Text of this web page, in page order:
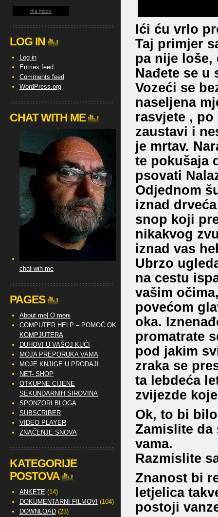
Ići ću vrlo
Taj primjer
pa nije loše,
Nađete se
Vozeći se
naseljena
rasvjete ,
zaustavi i
je mrtav.
te pokušaja
psovati
Odjednom
iznad
snop koji
nikakvog
iznad vas
Ubrzo
na cestu
vašim
povećom
oka.
promatrate
pod jakim
zraka se
ta lebdeća
zvijezde
Ok, to bi
Zamislite
vama.
Razmislite
Znanost bi
letjelica
postoji
the moon
LOG IN
Log in
Entries feed
Comments feed
WordPress.org
CHAT WITH ME
chat wih me
PAGES
About me| O meni
COMPUTER HELP – POMOĆ OKO
KOMPJUTERA
DUHOVI U VAŠOJ KUĆI
MOJA PREPORUKA VAMA
MOJE KNJIGE U PRODAJI
NET- SHOP
OTKUPNE CIJENE
SEKUNDARNIH SIROVINA
SPONZORI BLOGA
SUBSCRIBER
VIDEO PLAYER
ZNAČENJE SNOVA
KATEGORIJE
POSTOVA
ANKETE (14)
DOKUMENTARNI FILMOVI (104)
DOWNLOAD(23)